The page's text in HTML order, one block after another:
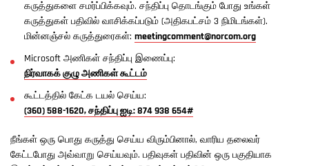
கருத்துகளை சமர்ப்பிக்கவும். சந்திப்பு தொடங்கும் போது உங்கள்
கருத்துகள் பதிவில் வாசிக்கப்படும் (அதிகபட்சம் 3 நிமிடங்கள்).
மின்னஞ்சல் கருத்துரைகள்: meetingcomment@norcom.org
Microsoft அணிகள் சந்திப்பு இணைப்பு:
நிர்வாகக் குழு அணிகள் கூட்டம்
கூட்டத்தில் கேட்க டயல் செய்ய:
(360) 588-1620, சந்திப்பு ஐடி: 874 938 654#
நீங்கள் ஒரு பொது கருத்து செய்ய விரும்பினால், வாரிய தலைவர்
கேட்டபோது அவ்வாறு செய்யவும். பதிவுகள் பதிவின் ஒரு பகுதியாக